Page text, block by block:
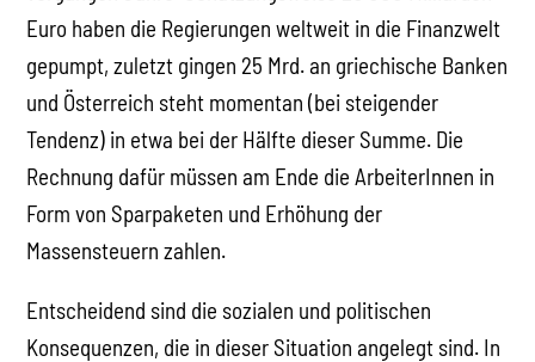
Euro haben die Regierungen weltweit in die Finanzwelt
gepumpt, zuletzt gingen 25 Mrd. an griechische Banken
und Österreich steht momentan (bei steigender
Tendenz) in etwa bei der Hälfte dieser Summe. Die
Rechnung dafür müssen am Ende die ArbeiterInnen in
Form von Sparpaketen und Erhöhung der
Massensteuern zahlen.
Entscheidend sind die sozialen und politischen
Konsequenzen, die in dieser Situation angelegt sind. In